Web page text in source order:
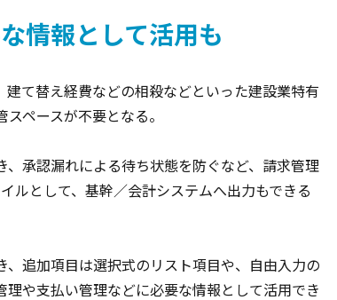
情報として活用も
建て替え経費などの相殺などといった建設業特有
ペースが不要となる。
承認漏れによる待ち状態を防ぐなど、請求管理
ルとして、基幹／会計システムへ出力もできる
、追加項目は選択式のリスト項目や、自由入力の
や支払い管理などに必要な情報として活用でき